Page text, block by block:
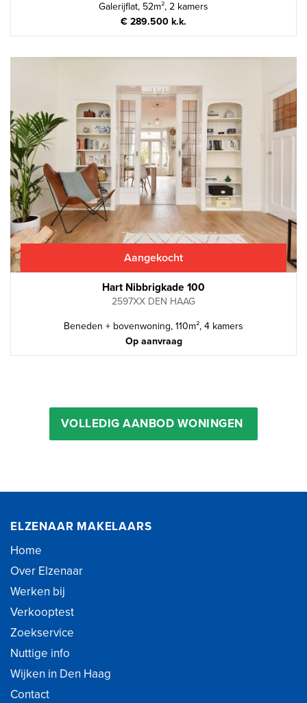
Galerijflat, 52m², 2 kamers
€ 289.500 k.k.
Aangekocht
Hart Nibbrigkade 100
2597XX DEN HAAG
Beneden + bovenwoning, 110m², 4 kamers
Op aanvraag
VOLLEDIG AANBOD WONINGEN
ELZENAAR MAKELAARS
Home
Over Elzenaar
Werken bij
Verkooptest
Zoekservice
Nuttige info
Wijken in Den Haag
Contact